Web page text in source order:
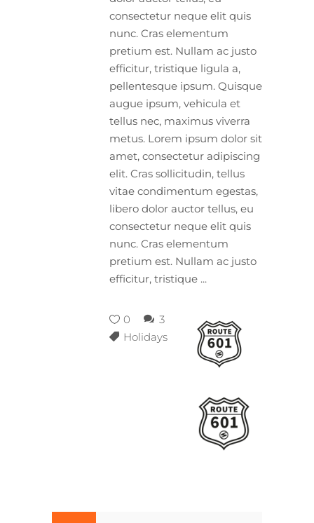
consectetur neque elit quis
nunc. Cras elementum
pretium est. Nullam ac justo
efficitur, tristique ligula a,
pellentesque ipsum. Quisque
augue ipsum, vehicula et
tellus nec, maximus viverra
metus. Lorem ipsum dolor sit
amet, consectetur adipiscing
elit. Cras sollicitudin, tellus
vitae condimentum egestas,
libero dolor auctor tellus, eu
consectetur neque elit quis
nunc. Cras elementum
pretium est. Nullam ac justo
efficitur, tristique
0
3
Holidays